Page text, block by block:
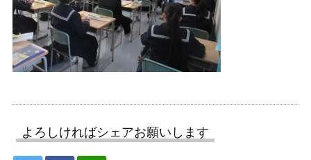
よろしければシェアお願いします